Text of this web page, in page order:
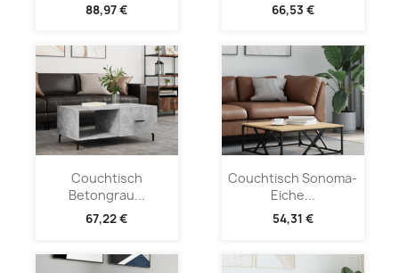
88,97 € 66,53 €
Couchtisch
Betongrau...
67,22 €
Couchtisch Sonoma-
Eiche...
54,31 €